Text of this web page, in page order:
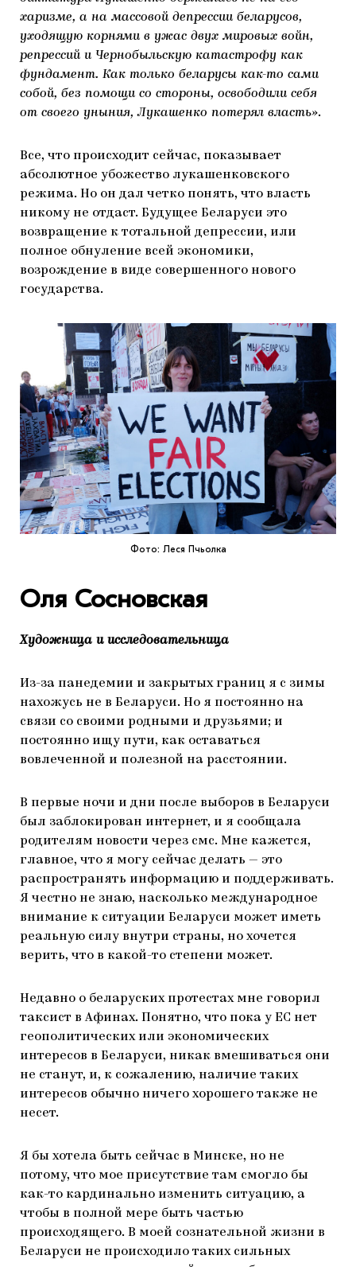
харизме, а на массовой депрессии беларусов,
уходящую корнями в ужас двух мировых войн,
репрессий и Чернобыльскую катастрофу как
фундамент. Как только беларусы как-то сами
собой, без помощи со стороны, освободили себя
от своего уныния, Лукашенко потерял власть».
Все, что происходит сейчас, показывает
абсолютное убожество лукашенковского
режима. Но он дал четко понять, что власть
никому не отдаст. Будущее Беларуси это
возвращение к тотальной депрессии, или
полное обнуление всей экономики,
возрождение в виде совершенного нового
государства.
Фото: Леся Пчьолка
Оля Сосновская
Художница и исследовательница
Из-за панедемии и закрытых границ я с зимы
нахожусь не в Беларуси. Но я постоянно на
связи со своими родными и друзьями; и
постоянно ищу пути, как оставаться
вовлеченной и полезной на расстоянии.
В первые ночи и дни после выборов в Беларуси
был заблокирован интернет, и я сообщала
родителям новости через смс. Мне кажется,
главное, что я могу сейчас делать — это
распространять информацию и поддерживать.
Я честно не знаю, насколько международное
внимание к ситуации Беларуси может иметь
реальную силу внутри страны, но хочется
верить, что в какой-то степени может.
Недавно о беларуских протестах мне говорил
таксист в Афинах. Понятно, что пока у ЕС нет
геополитических или экономических
интересов в Беларуси, никак вмешиваться они
не станут, и, к сожалению, наличие таких
интересов обычно ничего хорошего также не
несет.
Я бы хотела быть сейчас в Минске, но не
потому, что мое присутствие там смогло бы
как-то кардинально изменить ситуацию, а
чтобы в полной мере быть частью
происходящего. В моей сознательной жизни в
Беларуси не происходило таких сильных